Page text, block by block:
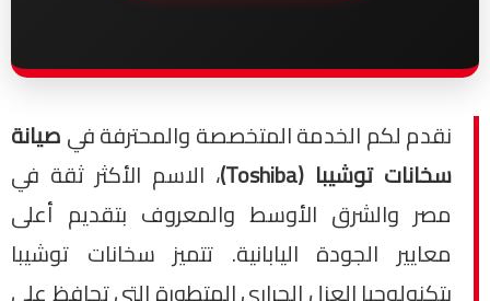
نقدم لكم الخدمة المتخصصة والمحترفة فيصيانة
سخانات توشيبا (Toshiba)
، الاسم الأكثر ثقة في
مصر والشرق الأوسط والمعروف بتقديم أعلى
معايير الجودة اليابانية. تتميز سخانات توشيبا
بتكنولوجيا العزل الحراري المتطورة التي تحافظ على